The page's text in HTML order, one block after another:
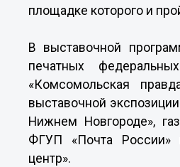
площадке которого и
В выставочной
печатных
«Комсомольская
выставочной
Нижнем Новгороде»,
ФГУП «Почта России»
центр».